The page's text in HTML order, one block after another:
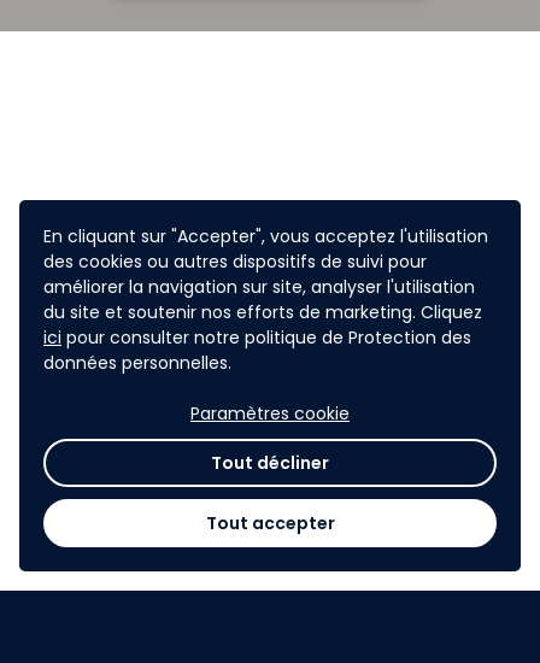
En cliquant sur "Accepter", vous acceptez l'utilisation
des cookies ou autres dispositifs de suivi pour
améliorer la navigation sur site, analyser l'utilisation
du site et soutenir nos efforts de marketing. Cliquez
ici pour consulter notre politique de Protection des
données personnelles.
Paramètres cookie
Tout décliner
Tout accepter
LesJournées de l’Économie (JECO), c’est à Lyon du
5 au 7 novembre 2024. Au programme, tout pour
t’inspirer : conférences, tables rondes et ateliers.
Alors tu viens ?